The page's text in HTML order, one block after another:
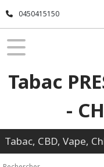
0450415150
Tabac
-
Tabac, CBD, Vape,